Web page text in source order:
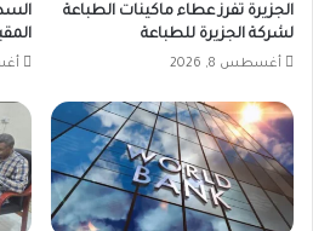
الجزيرة تفرز عطاء ماكينات الطباعة
لشركة الجزيرة للطباعة
أغسطس 8, 2026